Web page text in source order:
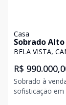
Casa
Sobrado
dormítos,
Próximo ao
BELA VISTA,
R$
Sobrado à
sofisticação em um só